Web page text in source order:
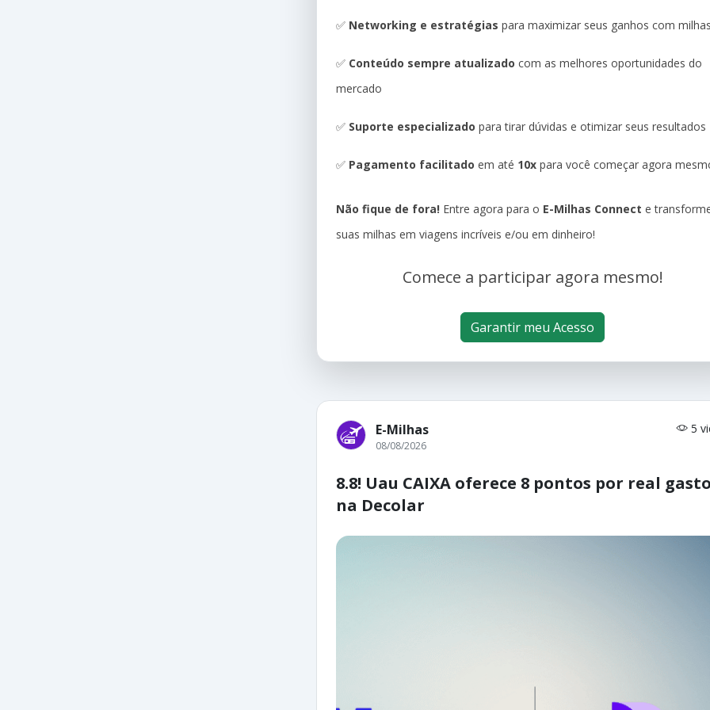
✅ Networking e estratégias para maximizar seus ganhos com milhas
✅ Conteúdo sempre atualizado com as melhores oportunidades do
mercado
✅ Suporte especializado para tirar dúvidas e otimizar seus resultados
✅ Pagamento facilitado em até 10x para você começar agora
Não fique de fora! Entre agora para o E-Milhas Connect e
suas milhas em viagens incríveis e/ou em dinheiro!
Comece a participar agora mesmo!
Garantir meu Acesso
E-Milhas 5
08/08/2026
8.8! Uau CAIXA oferece 8 pontos por real gasto
na Decolar